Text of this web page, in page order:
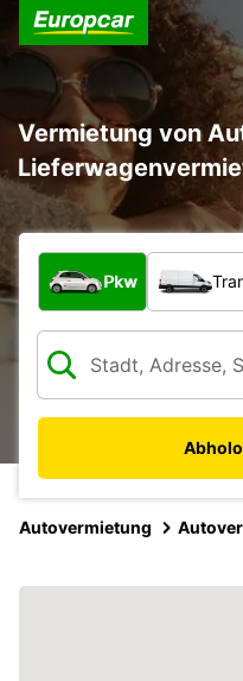
Vermietung von
Welche Art von
Pkw
Autovermietung